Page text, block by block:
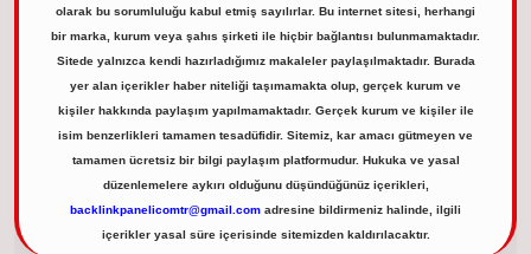
olarak bu sorumluluğu kabul etmiş sayılırlar. Bu internet sitesi, herhangi
bir marka, kurum veya şahıs şirketi ile hiçbir bağlantısı bulunmamaktadır.
Sitede yalnızca kendi hazırladığımız makaleler paylaşılmaktadır. Burada
yer alan içerikler haber niteliği taşımamakta olup, gerçek kurum ve
kişiler hakkında paylaşım yapılmamaktadır. Gerçek kurum ve kişiler ile
isim benzerlikleri tamamen tesadüfidir. Sitemiz, kar amacı gütmeyen ve
tamamen ücretsiz bir bilgi paylaşım platformudur. Hukuka ve yasal
düzenlemelere aykırı olduğunu düşündüğünüz içerikleri,
backlinkpanelicomtr@gmail.com adresine bildirmeniz halinde, ilgili
içerikler yasal süre içerisinde sitemizden kaldırılacaktır.